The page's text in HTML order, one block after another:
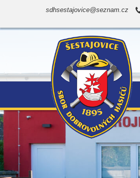
sdhsestajovice@seznam.cz